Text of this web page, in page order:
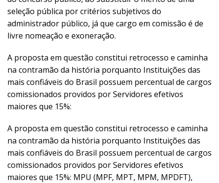
seleção pública por critérios subjetivos do
administrador público, já que cargo em comissão é de
livre nomeação e exoneração.
A proposta em questão constitui retrocesso e caminha
na contramão da história porquanto Instituições das
mais confiáveis do Brasil possuem percentual de cargos
comissionados providos por Servidores efetivos
maiores que 15%:
A proposta em questão constitui retrocesso e caminha
na contramão da história porquanto Instituições das
mais confiáveis do Brasil possuem percentual de cargos
comissionados providos por Servidores efetivos
maiores que 15%: MPU (MPF, MPT, MPM, MPDFT),